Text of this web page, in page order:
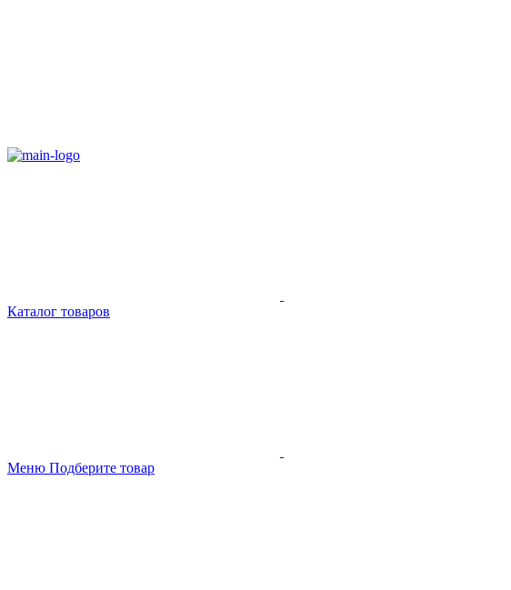
Каталог товаров
Меню Подберите товар